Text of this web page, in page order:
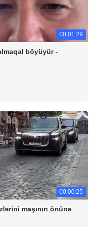
00:01:29
böyüyür -
00:00:25
maşının önünə